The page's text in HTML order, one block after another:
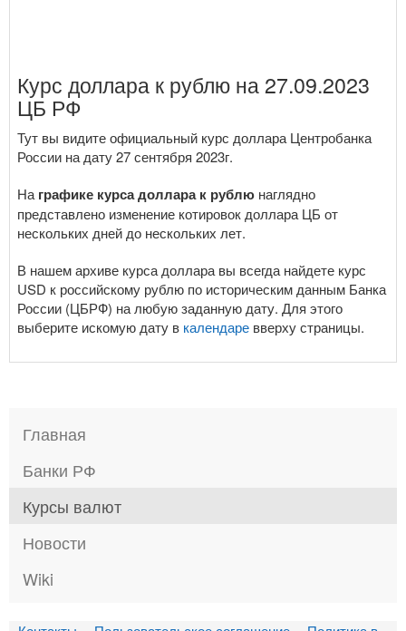
Курс доллара к рублю на 27.09.2023
ЦБ РФ
Тут вы видите официальный курс доллара Центробанка
России на дату 27 сентября 2023г.
На графике курса доллара к рублю наглядно
представлено изменение котировок доллара ЦБ от
нескольких дней до нескольких лет.
В нашем архиве курса доллара вы всегда найдете курс
USD к российскому рублю по историческим данным Банка
России (ЦБРФ) на любую заданную дату. Для этого
выберите искомую дату в календаре вверху страницы.
Главная
Банки РФ
Курсы валют
Новости
Wiki